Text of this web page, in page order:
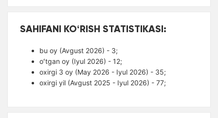
SAHIFANI KOʻRISH STATISTIKASI:
bu oy (Avgust 2026) - 3;
oʻtgan oy (Iyul 2026) - 12;
oxirgi 3 oy (May 2026 - Iyul 2026) - 35;
oxirgi yil (Avgust 2025 - Iyul 2026) - 77;